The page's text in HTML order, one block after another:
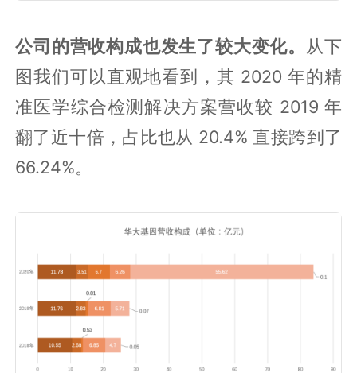
公司的营收构成也发生了较大变化。 从下
图我们可以直观地看到，其 2020 年的精
准医学综合检测解决方案营收较 2019 年
翻了近十倍，占比也从 20.4% 直接跨到了
66.24%。